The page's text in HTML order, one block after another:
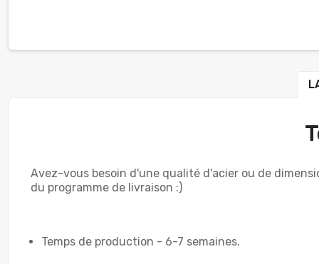
Avez-vous besoin d'une qualité d'acier ou de
du programme de livraison :)
Temps de production - 6-7 semaines.